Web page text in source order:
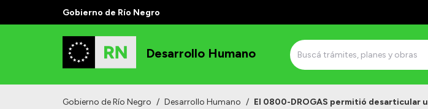
Gobierno de Río Negro
Desarrollo Humano
Gobierno de Río Negro / Desarrollo Humano / El 0800-DROGAS permitió desarticular